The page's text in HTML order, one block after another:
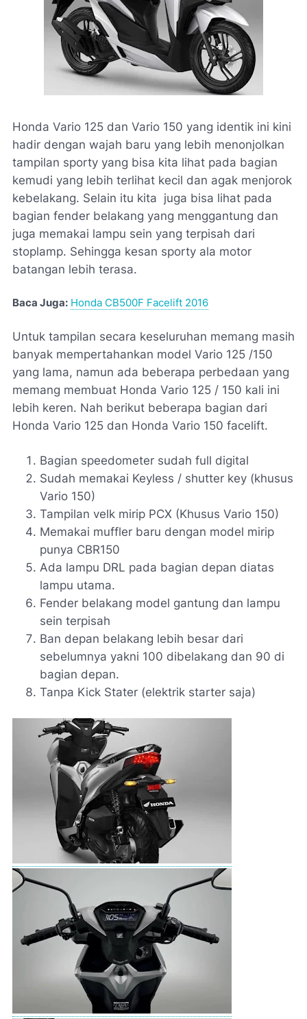
Honda Vario 125 dan Vario 150 yang identik ini kini
hadir dengan wajah baru yang lebih menonjolkan
tampilan sporty yang bisa kita lihat pada bagian
kemudi yang lebih terlihat kecil dan agak menjorok
kebelakang. Selain itu kita juga bisa lihat pada
bagian fender belakang yang menggantung dan
juga memakai lampu sein yang terpisah dari
stoplamp. Sehingga kesan sporty ala motor
batangan lebih terasa.
Baca Juga: Honda CB500F Facelift 2016
Untuk tampilan secara keseluruhan memang masih
banyak mempertahankan model Vario 125 /150
yang lama, namun ada beberapa perbedaan yang
memang membuat Honda Vario 125 / 150 kali ini
lebih keren. Nah berikut beberapa bagian dari
Honda Vario 125 dan Honda Vario 150 facelift.
Bagian speedometer sudah full digital
Sudah memakai Keyless / shutter key (khusus
Vario 150)
Tampilan velk mirip PCX (Khusus Vario 150)
Memakai muffler baru dengan model mirip
punya CBR150
Ada lampu DRL pada bagian depan diatas
lampu utama.
Fender belakang model gantung dan lampu
sein terpisah
Ban depan belakang lebih besar dari
sebelumnya yakni 100 dibelakang dan 90 di
bagian depan.
Tanpa Kick Stater (elektrik starter saja)